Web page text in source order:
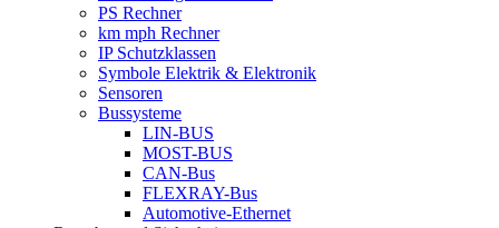
PS Rechner
km mph Rechner
IP Schutzklassen
Symbole Elektrik & Elektronik
Sensoren
Bussysteme
LIN-BUS
MOST-BUS
CAN-Bus
FLEXRAY-Bus
Automotive-Ethernet